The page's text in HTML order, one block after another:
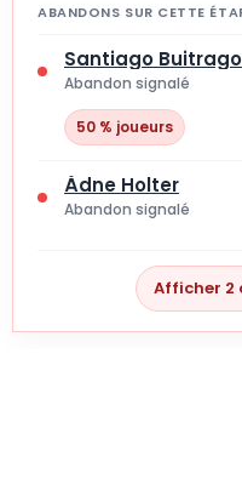
ABANDONS SUR CETTE
Santiago Buitrago
Abandon signalé
50 % joueurs
Ådne Holter
Abandon signalé
Afficher 2